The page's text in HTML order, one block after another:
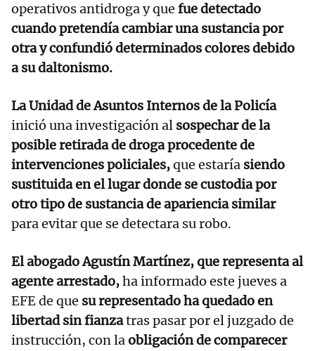
operativos antidroga y que fue detectado
cuando pretendía cambiar una sustancia por
otra y confundió determinados colores debido
a su daltonismo.
La Unidad de Asuntos Internos de la Policía
inició una investigación al sospechar de la
posible retirada de droga procedente de
intervenciones policiales,que estaría siendo
sustituida en el lugar donde se custodia por
otro tipo de sustancia de apariencia similar
para evitar que se detectara su robo.
El abogado Agustín Martínez, que representa al
agente arrestado,ha informado este jueves a
EFE de que su representado ha quedado en
libertad sin fianzatras pasar por el juzgado de
instrucción, con laobligación de comparecer